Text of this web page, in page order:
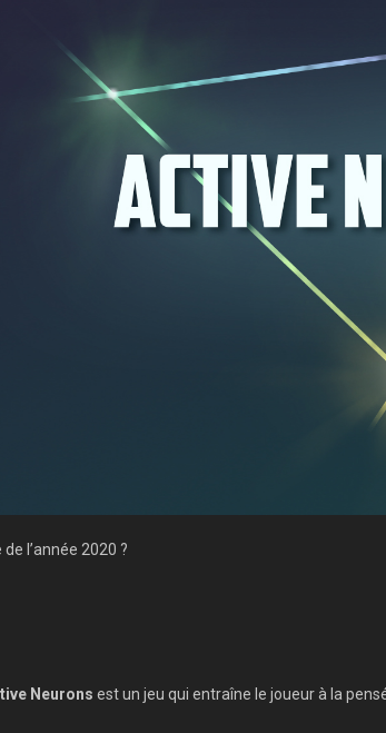
l’année 2020 ?
Neurons est un jeu qui entraîne le joueur à la